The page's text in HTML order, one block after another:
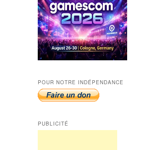
POUR NOTRE INDÉPENDANCE
PUBLICITÉ